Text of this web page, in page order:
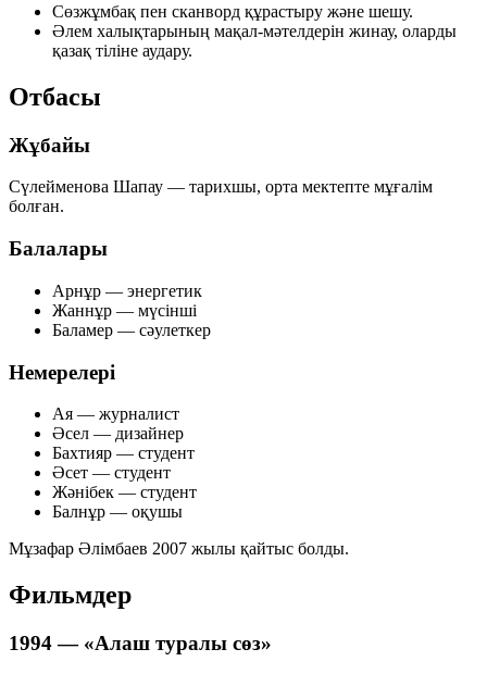
Сөзжұмбақ пен сканворд құрастыру және шешу.
Әлем халықтарының мақал-мәтелдерін жинау, оларды
қазақ тіліне аудару.
Отбасы
Жұбайы
Сүлейменова Шапау — тарихшы, орта мектепте мұғалім
болған.
Балалары
Арнұр — энергетик
Жаннұр — мүсінші
Баламер — сәулеткер
Немерелері
Ая — журналист
Әсел — дизайнер
Бахтияр — студент
Әсет — студент
Жәнібек — студент
Балнұр — оқушы
Мұзафар Әлімбаев 2007 жылы қайтыс болды.
Фильмдер
1994 — «Алаш туралы сөз»